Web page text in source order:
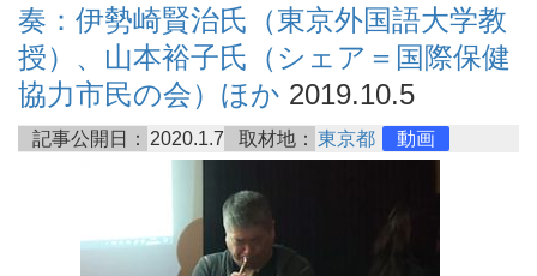
奏：伊勢崎賢治氏（東京外国語大学教
授）、山本裕子氏（シェア＝国際保健
協力市民の会）ほか 2019.10.5
記事公開日： 2020.1.7 取材地： 東京都 動画